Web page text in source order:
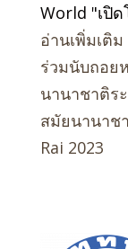
World "เปิ
อ่านเพิ่มเติม
ร่วมนับถอย
นานาชาติร
สมัยนานาช
Rai 2023